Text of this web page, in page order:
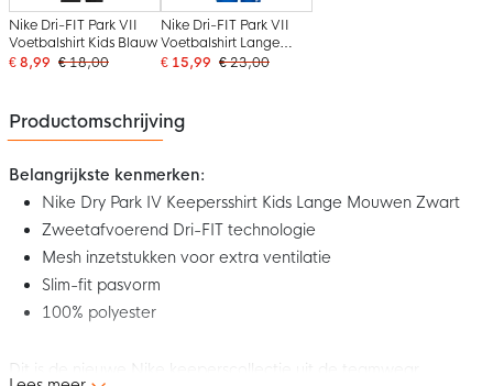
Nike Dri-FIT Park VII
Voetbalshirt Kids Blauw
€ 8,99 € 18,00
Nike Dri-FIT Park VII
Voetbalshirt Lange
Mouwen Kids
€ 15,99 € 23,00
Productomschrijving
Belangrijkste kenmerken:
Nike Dry Park IV Keepersshirt Kids Lange Mouwen Zwart
Zweetafvoerend Dri-FIT technologie
Mesh inzetstukken voor extra ventilatie
Slim-fit pasvorm
100% polyester
Dit is de nieuwe Nike keeperscollectie uit de teamwear